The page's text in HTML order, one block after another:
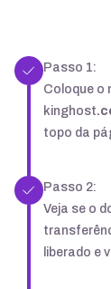
Passo 1:
Coloque o
kinghost
topo da
Passo 2:
Veja se o
liberado e